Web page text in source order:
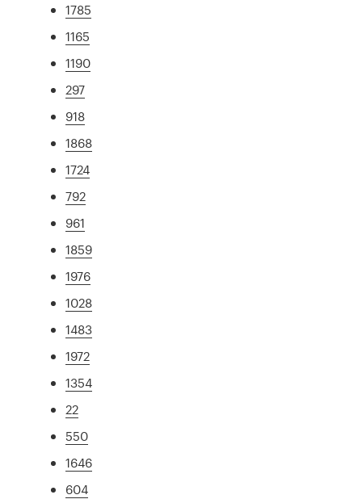
1785
1165
1190
297
918
1868
1724
792
961
1859
1976
1028
1483
1972
1354
22
550
1646
604